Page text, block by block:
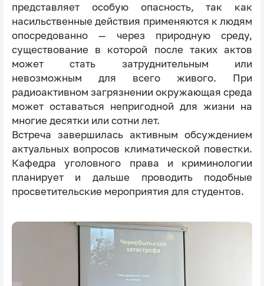
представляет особую опасность, так как
насильственные действия применяются к людям
опосредованно — через природную среду,
существование в которой после таких актов
может стать затруднительным или
невозможным для всего живого. При
радиоактивном загрязнении окружающая среда
может оставаться непригодной для жизни на
многие десятки или сотни лет.
Встреча завершилась активным обсуждением
актуальных вопросов климатической повестки.
Кафедра уголовного права и криминологии
планирует и дальше проводить подобные
просветительские мероприятия для студентов.